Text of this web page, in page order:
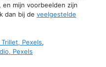
en mijn voorbeelden zijn
dan bij de veelgestelde
Pexels,
Pexels